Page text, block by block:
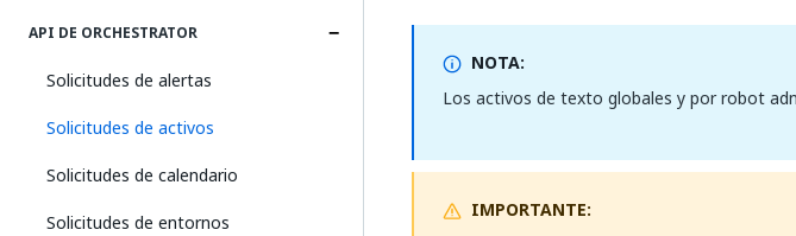
API DE ORCHESTRATOR
Solicitudes de alertas
Solicitudes de activos
Solicitudes de calendario
Solicitudes de entornos
NOTA:
Los activos de texto globales y por robot
IMPORTANTE: